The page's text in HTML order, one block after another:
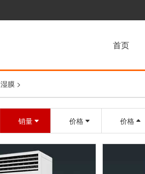
首页
湿膜 >
销量 价格 价格